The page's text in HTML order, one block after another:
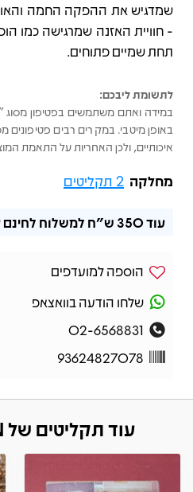
שמדגיש את ההפקה החמה
- חוויית האזנה שמרגישה כמו
תחת שמיים פתוחים.
לתשומת ליבכם:
במידה ואתם משתמשים בפטיפון מסוג
באופן מיטבי. במקרים רבים פטיפונים
איכותיים, ולכן האחריות על התאמת
מחלקה 2 תקליטים
עוד350 ש"ח למשלוח לחינם
הוספה למועדפים
שלחו הודעה בוואצאפ
02-6568831
93624827078
עוד תקליטים של ZACH BRYAN